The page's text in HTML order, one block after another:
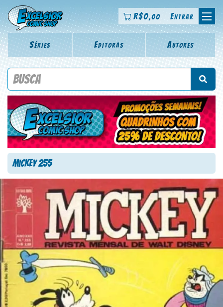
R$0,00 Entrar
Séries Editoras Autores
Procure por título da revista, personagem, série, escritor,
Mickey 255